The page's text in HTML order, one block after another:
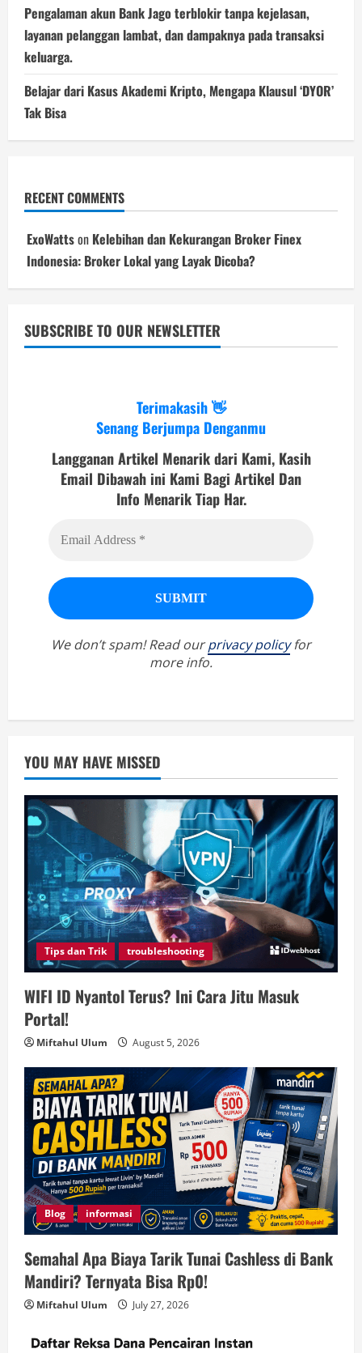
Pengalaman akun Bank Jago terblokir tanpa kejelasan,
layanan pelanggan lambat, dan dampaknya pada transaksi
keluarga.
Belajar dari Kasus Akademi Kripto, Mengapa Klausul ‘DYOR’
Tak Bisa
RECENT COMMENTS
ExoWattson Kelebihan dan Kekurangan Broker Finex
Indonesia: Broker Lokal yang Layak Dicoba?
SUBSCRIBE TO OUR NEWSLETTER
Terimakasih 👋
Senang Berjumpa Denganmu
Langganan Artikel Menarik dari Kami, Kasih
Email Dibawah ini Kami Bagi Artikel Dan
Info Menarik Tiap Har.
We don’t spam! Read ourprivacy policyfor
more info.
YOU MAY HAVE MISSED
Tips dan Trik troubleshooting
WIFI ID Nyantol Terus? Ini Cara Jitu Masuk
Portal!
Miftahul Ulum August 5, 2026
Blog informasi
Semahal Apa Biaya Tarik Tunai Cashless di Bank
Mandiri? Ternyata Bisa Rp0!
Miftahul Ulum July 27, 2026